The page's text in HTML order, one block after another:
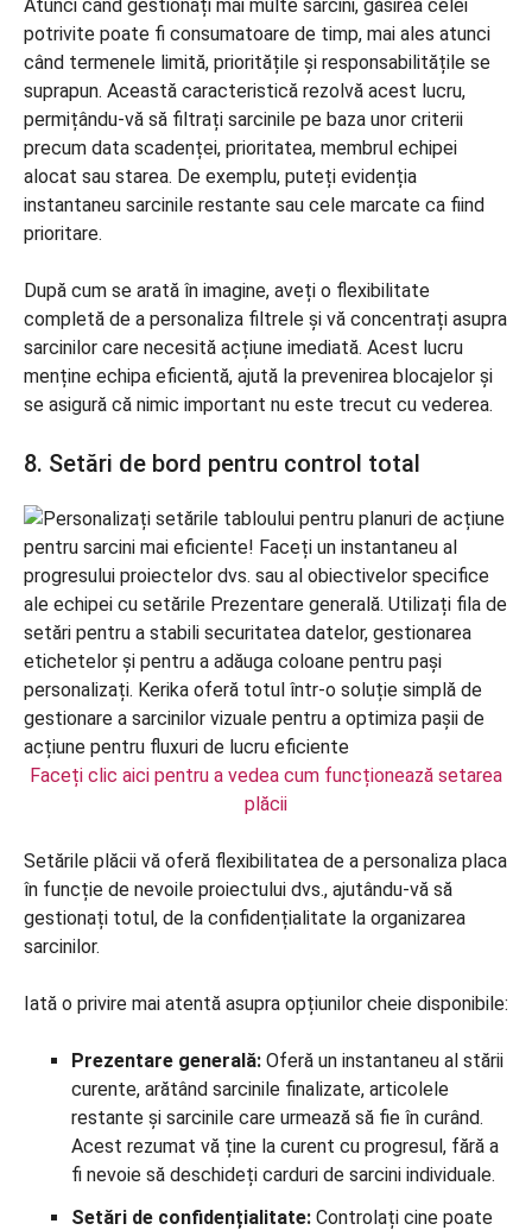
Atunci când gestionați mai multe sarcini, găsirea celei
potrivite poate fi consumatoare de timp, mai ales atunci
când termenele limită, prioritățile și responsabilitățile se
suprapun. Această caracteristică rezolvă acest lucru,
permițându-vă să filtrați sarcinile pe baza unor criterii
precum data scadenței, prioritatea, membrul echipei
alocat sau starea. De exemplu, puteți evidenția
instantaneu sarcinile restante sau cele marcate ca fiind
prioritare.
După cum se arată în imagine, aveți o flexibilitate
completă de a personaliza filtrele și vă concentrați asupra
sarcinilor care necesită acțiune imediată. Acest lucru
menține echipa eficientă, ajută la prevenirea blocajelor și
se asigură că nimic important nu este trecut cu vederea.
8. Setări de bord pentru control total
Faceți clic aici pentru a vedea cum funcționează setarea
plăcii
Setările plăcii vă oferă flexibilitatea de a personaliza placa
în funcție de nevoile proiectului dvs., ajutându-vă să
gestionați totul, de la confidențialitate la organizarea
sarcinilor.
Iată o privire mai atentă asupra opțiunilor cheie disponibile:
Prezentare generală: Oferă un instantaneu al stării
curente, arătând sarcinile finalizate, articolele
restante și sarcinile care urmează să fie în curând.
Acest rezumat vă ține la curent cu progresul, fără a
fi nevoie să deschideți carduri de sarcini individuale.
Setări de confidențialitate: Controlați cine poate